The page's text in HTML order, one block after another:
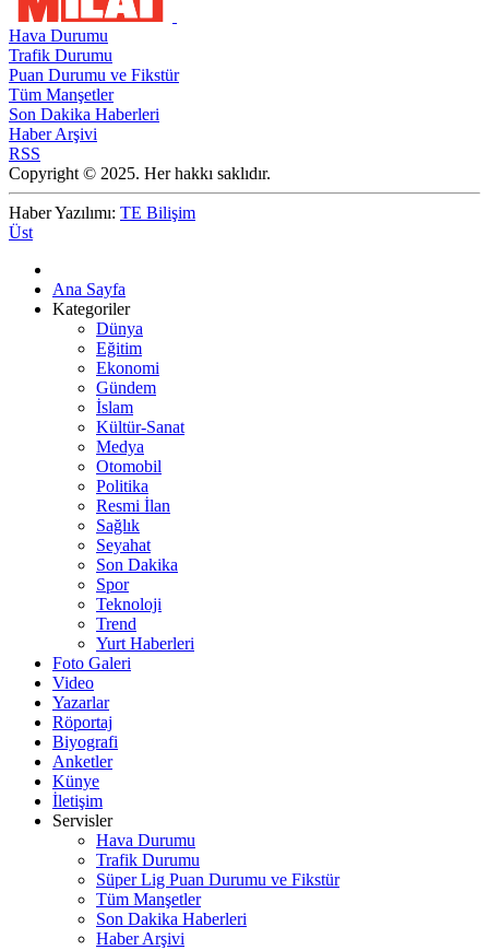
Hava Durumu
Trafik Durumu
Puan Durumu ve Fikstür
Tüm Manşetler
Son Dakika Haberleri
Haber Arşivi
RSS
Copyright © 2025. Her hakkı saklıdır.
Haber Yazılımı: TE Bilişim
Üst
Ana Sayfa
Kategoriler
Dünya
Eğitim
Ekonomi
Gündem
İslam
Kültür-Sanat
Medya
Otomobil
Politika
Resmi İlan
Sağlık
Seyahat
Son Dakika
Spor
Teknoloji
Trend
Yurt Haberleri
Foto Galeri
Video
Yazarlar
Röportaj
Biyografi
Anketler
Künye
İletişim
Servisler
Hava Durumu
Trafik Durumu
Süper Lig Puan Durumu ve Fikstür
Tüm Manşetler
Son Dakika Haberleri
Haber Arşivi